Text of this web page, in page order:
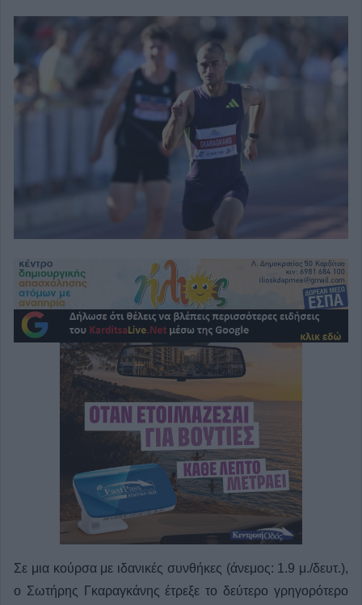
Σε μια κούρσα με ιδανικές συνθήκες (άνεμος: 1.9 μ./δευτ.),
ο Σωτήρης Γκαραγκάνης έτρεξε το δεύτερο γρηγορότερο